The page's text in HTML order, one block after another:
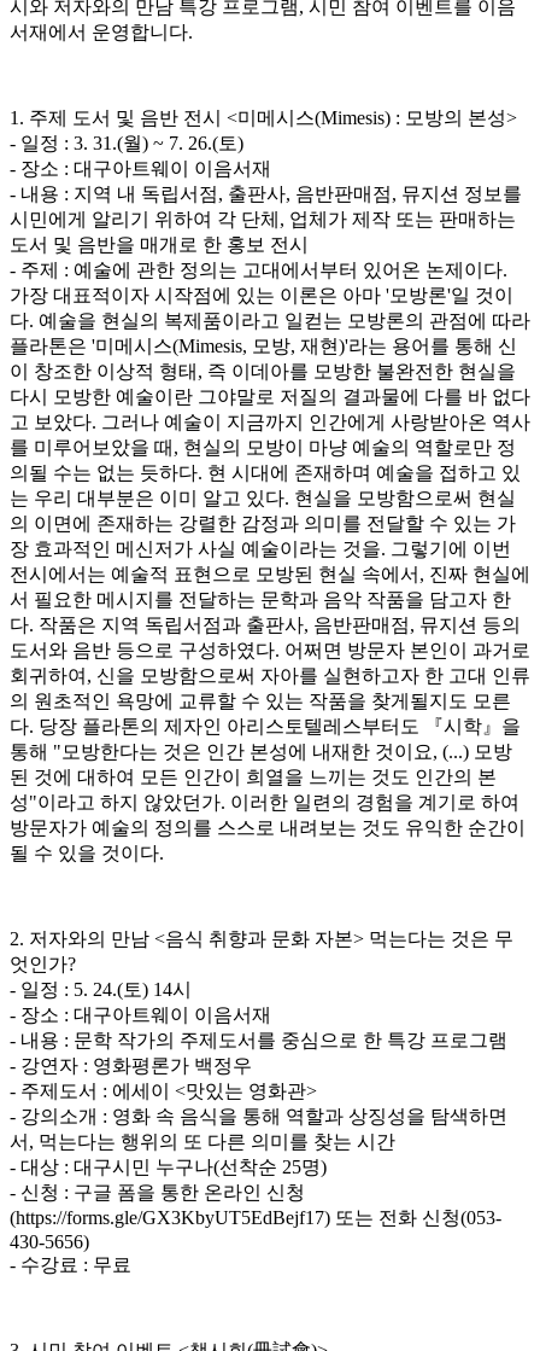
시와 저자와의 만남 특강 프로그램, 시민 참여 이벤트를 이음
서재에서 운영합니다.
1. 주제 도서 및 음반 전시 <미메시스(Mimesis) : 모방의 본성>
- 일정 : 3. 31.(월) ~ 7. 26.(토)
- 장소 : 대구아트웨이 이음서재
- 내용 : 지역 내 독립서점, 출판사, 음반판매점, 뮤지션 정보를
시민에게 알리기 위하여 각 단체, 업체가 제작 또는 판매하는
도서 및 음반을 매개로 한 홍보 전시
- 주제 : 예술에 관한 정의는 고대에서부터 있어온 논제이다.
가장 대표적이자 시작점에 있는 이론은 아마 '모방론'일 것이
다. 예술을 현실의 복제품이라고 일컫는 모방론의 관점에 따라
플라톤은 '미메시스(Mimesis, 모방, 재현)'라는 용어를 통해 신
이 창조한 이상적 형태, 즉 이데아를 모방한 불완전한 현실을
다시 모방한 예술이란 그야말로 저질의 결과물에 다를 바 없다
고 보았다. 그러나 예술이 지금까지 인간에게 사랑받아온 역사
를 미루어보았을 때, 현실의 모방이 마냥 예술의 역할로만 정
의될 수는 없는 듯하다. 현 시대에 존재하며 예술을 접하고 있
는 우리 대부분은 이미 알고 있다. 현실을 모방함으로써 현실
의 이면에 존재하는 강렬한 감정과 의미를 전달할 수 있는 가
장 효과적인 메신저가 사실 예술이라는 것을. 그렇기에 이번
전시에서는 예술적 표현으로 모방된 현실 속에서, 진짜 현실에
서 필요한 메시지를 전달하는 문학과 음악 작품을 담고자 한
다. 작품은 지역 독립서점과 출판사, 음반판매점, 뮤지션 등의
도서와 음반 등으로 구성하였다. 어쩌면 방문자 본인이 과거로
회귀하여, 신을 모방함으로써 자아를 실현하고자 한 고대 인류
의 원초적인 욕망에 교류할 수 있는 작품을 찾게될지도 모른
다. 당장 플라톤의 제자인 아리스토텔레스부터도 『시학』을
통해 "모방한다는 것은 인간 본성에 내재한 것이요, (...) 모방
된 것에 대하여 모든 인간이 희열을 느끼는 것도 인간의 본
성"이라고 하지 않았던가. 이러한 일련의 경험을 계기로 하여
방문자가 예술의 정의를 스스로 내려보는 것도 유익한 순간이
될 수 있을 것이다.
2. 저자와의 만남 <음식 취향과 문화 자본> 먹는다는 것은 무
엇인가?
- 일정 : 5. 24.(토) 14시
- 장소 : 대구아트웨이 이음서재
- 내용 : 문학 작가의 주제도서를 중심으로 한 특강 프로그램
- 강연자 : 영화평론가 백정우
- 주제도서 : 에세이 <맛있는 영화관>
- 강의소개 : 영화 속 음식을 통해 역할과 상징성을 탐색하면
서, 먹는다는 행위의 또 다른 의미를 찾는 시간
- 대상 : 대구시민 누구나(선착순 25명)
- 신청 : 구글 폼을 통한 온라인 신청
(https://forms.gle/GX3KbyUT5EdBejf17) 또는 전화 신청(053-
430-5656)
- 수강료 : 무료